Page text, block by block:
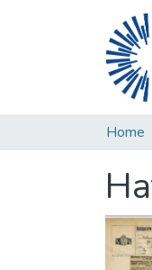
Home